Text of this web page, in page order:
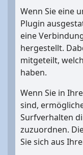
Wenn Sie eine
Plugin
eine
hergestellt.
mitgeteilt,
haben.
Wenn Sie in
sind,
Surfverhalten
zuzuordnen.
Sie sich aus